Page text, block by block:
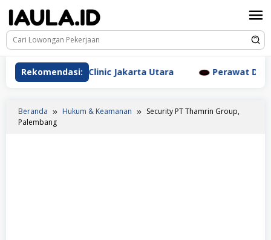
konten
Rekomendasi:
Clinic Jakarta Utara Perawat Dr. Triyanti
Beranda Hukum & Keamanan
Security PT Thamrin Group,
Palembang